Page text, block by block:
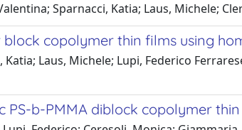
Sparnacci, Katia; Laus, Michele;
copolymer thin films using
Laus, Michele; Lupi, Federico
PS-b-PMMA diblock copolymer